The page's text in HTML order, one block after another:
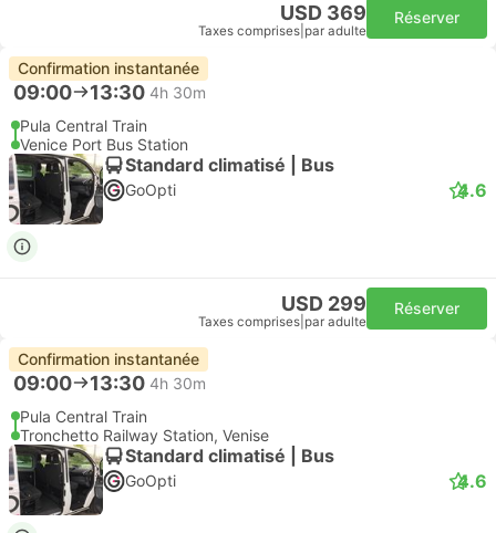
USD 369
Taxes comprises par adulte
Réserver
Confirmation instantanée
09:00 13:30 4h 30m
Pula Central Train
Venice Port Bus Station
Standard climatisé | Bus
GoOpti 4.6
USD 299
Taxes comprises par adulte
Réserver
Confirmation instantanée
09:00 13:30 4h 30m
Pula Central Train
Tronchetto Railway Station, Venise
Standard climatisé | Bus
GoOpti 4.6